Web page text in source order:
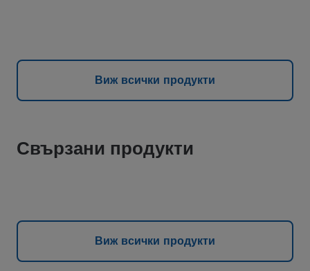
Виж всички продукти
Свързани продукти
Виж всички продукти